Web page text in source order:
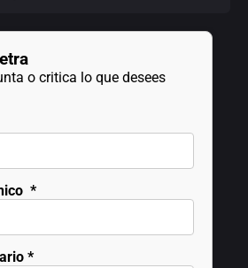
o critica lo que desees
*
*